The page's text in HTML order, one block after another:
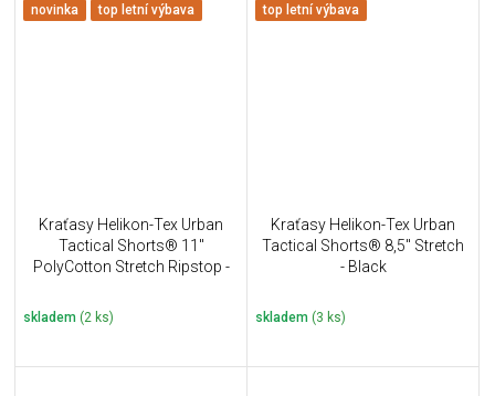
novinka top letní výbava
Kraťasy Helikon-Tex Urban
Tactical Shorts® 11''
PolyCotton Stretch Ripstop -
skladem (2 ks)
top letní výbava
Kraťasy Helikon-Tex Urban
Tactical Shorts® 8,5" Stretch
- Black
skladem (3 ks)